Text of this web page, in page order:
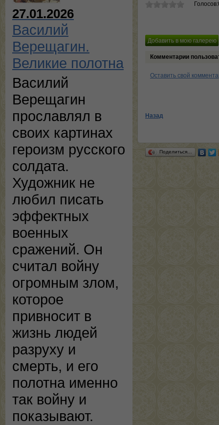
27.01.2026
Василий
Верещагин.
Великие полотна
Василий
Верещагин
прославлял в
своих картинах
героизм русского
солдата.
Художник не
любил писать
эффектных
военных
сражений. Он
считал войну
огромным злом,
которое
привносит в
жизнь людей
разруху и
смерть, и его
полотна именно
так войну и
показывают.
Комментарии
Оставить свой
Назад
Поделиться…